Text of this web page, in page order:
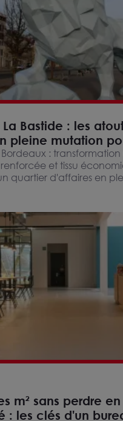
Bastide : les
pleine mutation
d'entreprises
Bordeaux :
et tissu
quartier d'affaires en
m² sans perdre en
: les clés d'un